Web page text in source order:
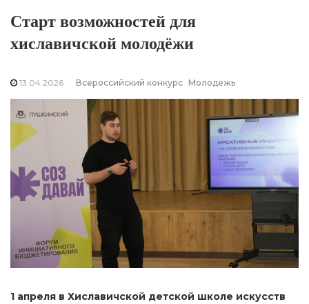
Старт возможностей для
хиславичской молодёжи
13.04.2026 Всероссийский конкурс Молодежь
1 апреля в Хиславичской детской школе искусств